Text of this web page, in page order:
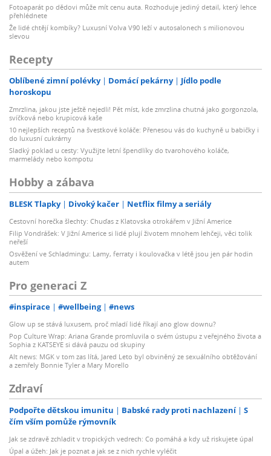
Fotoaparát po dědovi může mít cenu auta. Rozhoduje jediný detail, který lehce
přehlédnete
Že lidé chtějí kombíky? Luxusní Volva V90 leží v autosalonech s milionovou
slevou
Recepty
Oblíbené zimní polévky Domácí pekárny
Jídlo podle
horoskopu
Zmrzlina, jakou jste ještě nejedli! Pět míst, kde zmrzlina chutná jako gorgonzola,
svíčková nebo krupicová kaše
10 nejlepších receptů na švestkové koláče: Přenesou vás do kuchyně u babičky i
do luxusní cukrárny
Sladký poklad u cesty: Využijte letní špendlíky do tvarohového koláče,
marmelády nebo kompotu
Hobby a zábava
BLESK Tlapky Divoký kačer Netflix filmy a seriály
Cestovní horečka šlechty: Chuďas z Klatovska otrokářem v Jižní Americe
Filip Vondrášek: V Jižní Americe si lidé plují životem mnohem lehčeji, věci tolik
neřeší
Osvěžení ve Schladmingu: Lamy, ferraty i koulovačka v létě jsou jen pár hodin
autem
Pro generaci Z
#inspirace #wellbeing #news
Glow up se stává luxusem, proč mladí lidé říkají ano glow downu?
Pop Culture Wrap: Ariana Grande promluvila o svém ústupu z veřejného života a
Sophia z KATSEYE si dává pauzu od skupiny
Alt news: MGK v tom zas lítá, Jared Leto byl obviněný ze sexuálního obtěžování
a zemřely Bonnie Tyler a Mary Morello
Zdraví
Podpořte dětskou imunitu Babské rady proti nachlazení
S
čím vším pomůže rýmovník
Jak se zdravě zchladit v tropických vedrech: Co pomáhá a kdy už riskujete úpal
Úpal a úžeh: Jak je poznat a jak se z nich rychle vyléčit